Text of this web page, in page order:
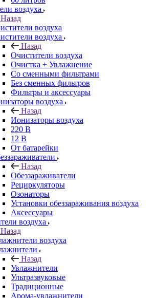
воздуха
Назад
воздуха
воздуха
Назад
Очистители воздуха
Очистка + Увлажнение
Cо сменными фильтрами
Без сменных фильтров
Фильтры и аксессуары
воздуха
Назад
Ионизаторы воздуха
220 В
12 В
От батарейки
Назад
Обеззараживатели
Рециркуляторы
Озонаторы
Установки обеззараживания воздуха
Аксессуары
воздуха
Назад
воздуха
Назад
Увлажнители
Ультразвуковые
Традиционные
Арома-увлажнители